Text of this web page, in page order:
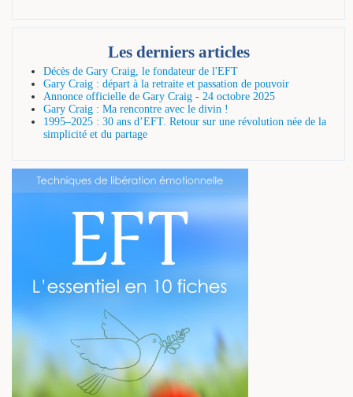
Les derniers articles
Décès de Gary Craig, le fondateur de l'EFT
Gary Craig : départ à la retraite et passation de pouvoir
Annonce officielle de Gary Craig - 24 octobre 2025
Gary Craig : Ma rencontre avec le divin !
1995–2025 : 30 ans d’EFT. Retour sur une révolution née de la
simplicité et du partage